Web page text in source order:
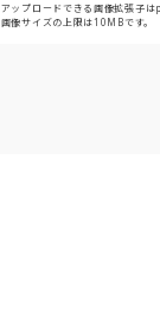
アップロードできる画像拡張
画像サイズの上限は10MBです。